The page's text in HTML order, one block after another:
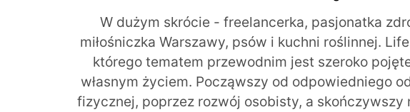
W dużym skrócie - freelancerka, pasjonatka
miłośniczka Warszawy, psów i kuchni roślinnej.
którego tematem przewodnim jest szeroko
własnym życiem. Począwszy od odpowiedniego
fizycznej, poprzez rozwój osobisty, a